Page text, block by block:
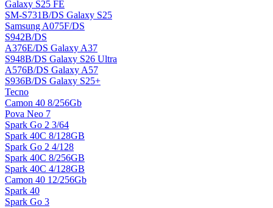
Galaxy S25 FE
SM-S731B/DS Galaxy S25
Samsung A075F/DS
S942B/DS
A376E/DS Galaxy A37
S948B/DS Galaxy S26 Ultra
A576B/DS Galaxy A57
S936B/DS Galaxy S25+
Tecno
Camon 40 8/256Gb
Pova Neo 7
Spark Go 2 3/64
Spark 40C 8/128GB
Spark Go 2 4/128
Spark 40C 8/256GB
Spark 40C 4/128GB
Camon 40 12/256Gb
Spark 40
Spark Go 3